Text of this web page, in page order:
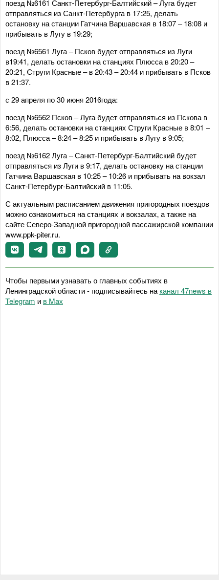
поезд №6161 Санкт-Петербург-Балтийский – Луга будет
отправляться из Санкт-Петербурга в 17:25, делать
остановку на станции Гатчина Варшавская в 18:07 – 18:08 и
прибывать в Лугу в 19:29;
поезд №6561 Луга – Псков будет отправляться из Луги
в19:41, делать остановки на станциях Плюсса в 20:20 –
20:21, Струги Красные – в 20:43 – 20:44 и прибывать в Псков
в 21:37.
с 29 апреля по 30 июня 2016года:
поезд №6562 Псков – Луга будет отправляться из Пскова в
6:56, делать остановки на станциях Струги Красные в 8:01 –
8:02, Плюсса – 8:24 – 8:25 и прибывать в Лугу в 9:05;
поезд №6162 Луга – Санкт-Петербург-Балтийский будет
отправляться из Луги в 9:17, делать остановку на станции
Гатчина Варшавская в 10:25 – 10:26 и прибывать на вокзал
Санкт-Петербург-Балтийский в 11:05.
С актуальным расписанием движения пригородных поездов
можно ознакомиться на станциях и вокзалах, а также на
сайте Северо-Западной пригородной пассажирской компании
www.ppk-piter.ru.
Чтобы первыми узнавать о главных событиях в
Ленинградской области - подписывайтесь на канал 47news в
Telegram и в Maх